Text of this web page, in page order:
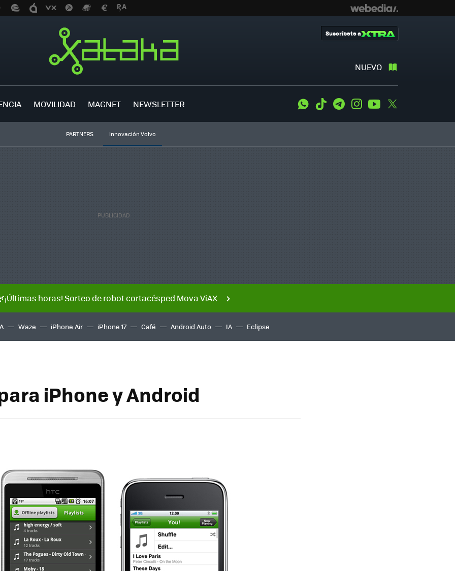
NUEVO
Suscríbete a
MOVILIDAD MAGNET NEWSLETTER WhatsApp
Tiktok TelegramInstagramYoutube
PARTNERS Innovación Volvo
horas! Sorteo de robot cortacésped Mova ViAX
Waze iPhone Air iPhone 17 Café Android Auto IA Eclipse
iPhone y Android